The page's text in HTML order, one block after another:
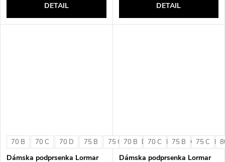
DETAIL DETAIL
70 B 70 C 70 D 75 B 75 C 75 D 80 B 80 C 80 D
Dámska podprsenka Lormar
70 B 70 C 75 B 75 C
Dámska podprsenka Lormar